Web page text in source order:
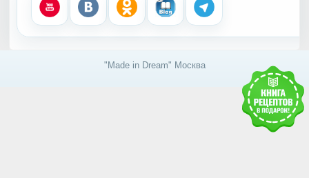
"Made in Dream" Москва